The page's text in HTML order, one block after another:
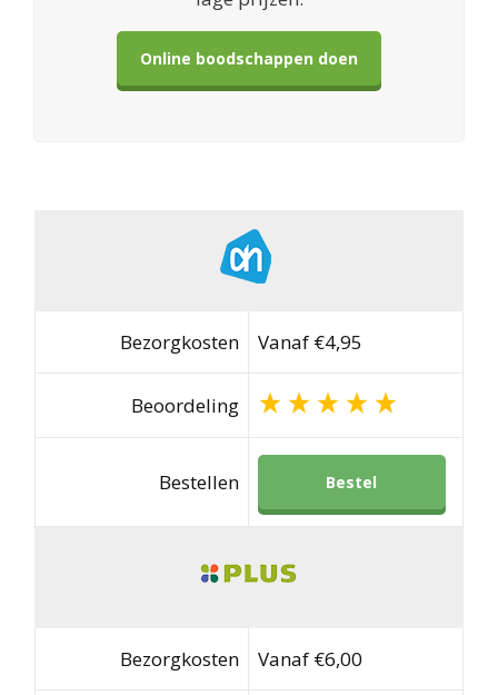
Online boodschappen doen
Bezorgkosten Vanaf €4,95
Beoordeling
Bestellen Bestel
Bezorgkosten Vanaf €6,00